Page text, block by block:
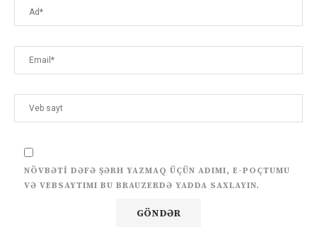
NÖVBƏTI DƏFƏ ŞƏRH YAZMAQ ÜÇÜN ADIMI, E-POÇTUMU
VƏ VEBSAYTIMI BU BRAUZERDƏ YADDA SAXLAYIN.